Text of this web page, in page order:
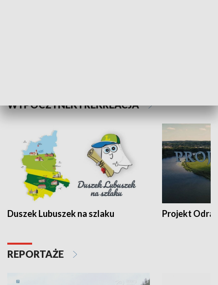
WYPOCZYNEK I REKREACJA
Duszek Lubuszek na szlaku Projekt Odra
REPORTAŻE